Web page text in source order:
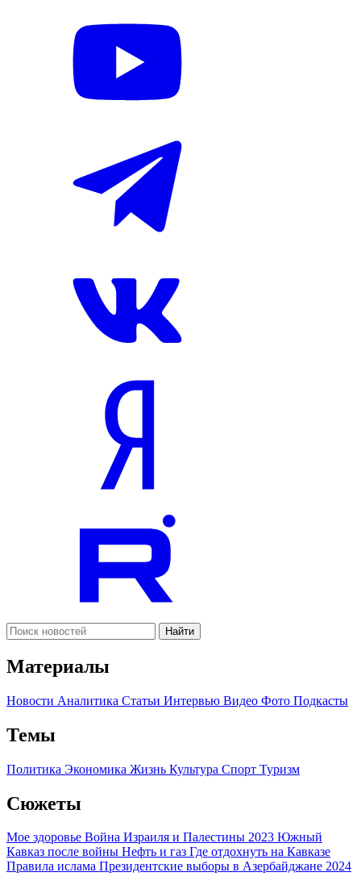
Найти
Материалы
Новости Аналитика Статьи Интервью Видео Фото Подкасты
Темы
Политика Экономика Жизнь Культура Спорт Туризм
Сюжеты
Мое здоровье Война Израиля и Палестины 2023 Южный
Кавказ после войны Нефть и газ Где отдохнуть на Кавказе
Правила ислама Президентские выборы в Азербайджане 2024